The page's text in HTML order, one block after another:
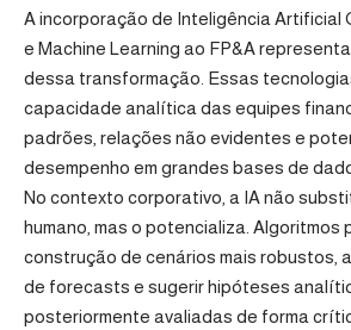
A incorporação de Inteligência Artificial
e Machine Learning ao FP&A
dessa transformação. Essas
capacidade analítica das equipes
padrões, relações não evidentes e
desempenho em grandes bases de
No contexto corporativo, a IA não
humano, mas o potencializa. Algoritmos
construção de cenários mais robustos,
de forecasts e sugerir hipóteses
posteriormente avaliadas de forma